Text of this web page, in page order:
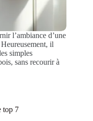
l’ambiance d’une
il
simples
sans recourir à
top 7